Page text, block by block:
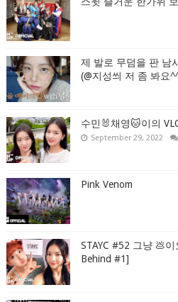
제 발로 무덤을 판 남
(@지성씌 저 좀 봐요
수민🐰채영🐱이의
September 29, 2022
Pink Venom
STAYC #52 그냥 💩
Behind #1]